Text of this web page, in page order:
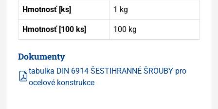
Hmotnosť [ks] 1 kg
Hmotnosť [100 ks] 100 kg
Dokumenty
tabulka DIN 6914 ŠESTIHRANNÉ ŠROUBY pro
ocelové konstrukce